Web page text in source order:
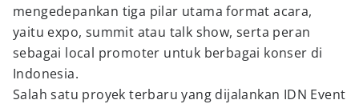
mengedepankan tiga pilar utama format acara,
yaitu expo, summit atau talk show, serta peran
sebagai local promoter untuk berbagai konser di
Indonesia.
Salah satu proyek terbaru yang dijalankan IDN Event